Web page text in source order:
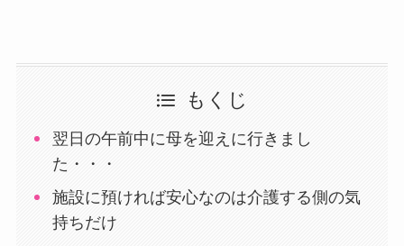
もくじ
翌日の午前中に母を迎えに行きまし
た・・・
施設に預ければ安心なのは介護する側の気
持ちだけ